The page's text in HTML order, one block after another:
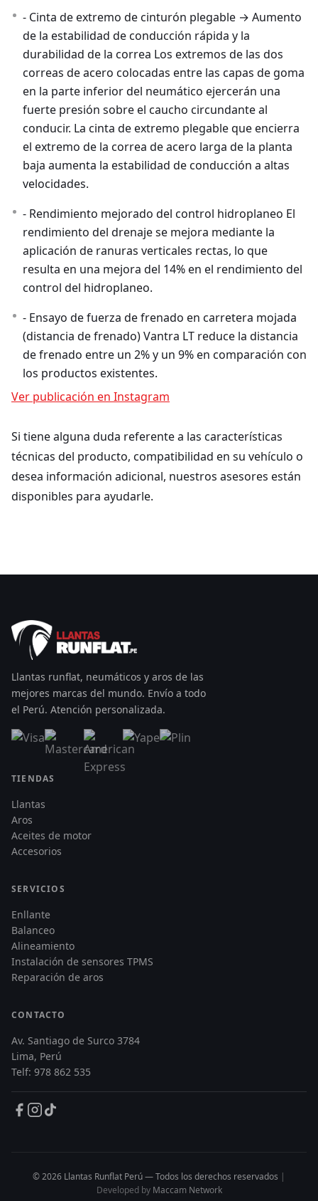
- Cinta de extremo de cinturón plegable → Aumento
de la estabilidad de conducción rápida y la
durabilidad de la correa Los extremos de las dos
correas de acero colocadas entre las capas de goma
en la parte inferior del neumático ejercerán una
fuerte presión sobre el caucho circundante al
conducir. La cinta de extremo plegable que encierra
el extremo de la correa de acero larga de la planta
baja aumenta la estabilidad de conducción a altas
velocidades.
- Rendimiento mejorado del control hidroplaneo El
rendimiento del drenaje se mejora mediante la
aplicación de ranuras verticales rectas, lo que
resulta en una mejora del 14% en el rendimiento del
control del hidroplaneo.
- Ensayo de fuerza de frenado en carretera mojada
(distancia de frenado) Vantra LT reduce la distancia
de frenado entre un 2% y un 9% en comparación con
los productos existentes.
Ver publicación en Instagram
Si tiene alguna duda referente a las características
técnicas del producto, compatibilidad en su vehículo o
desea información adicional, nuestros asesores están
disponibles para ayudarle.
Llantas runflat, neumáticos y aros de las
mejores marcas del mundo. Envío a todo
el Perú. Atención personalizada.
TIENDAS
Llantas
Aros
Aceites de motor
Accesorios
SERVICIOS
Enllante
Balanceo
Alineamiento
Instalación de sensores TPMS
Reparación de aros
CONTACTO
Av. Santiago de Surco 3784
Lima, Perú
Telf: 978 862 535
© 2026 Llantas Runflat Perú — Todos los derechos reservados |
Developed by Maccam Network